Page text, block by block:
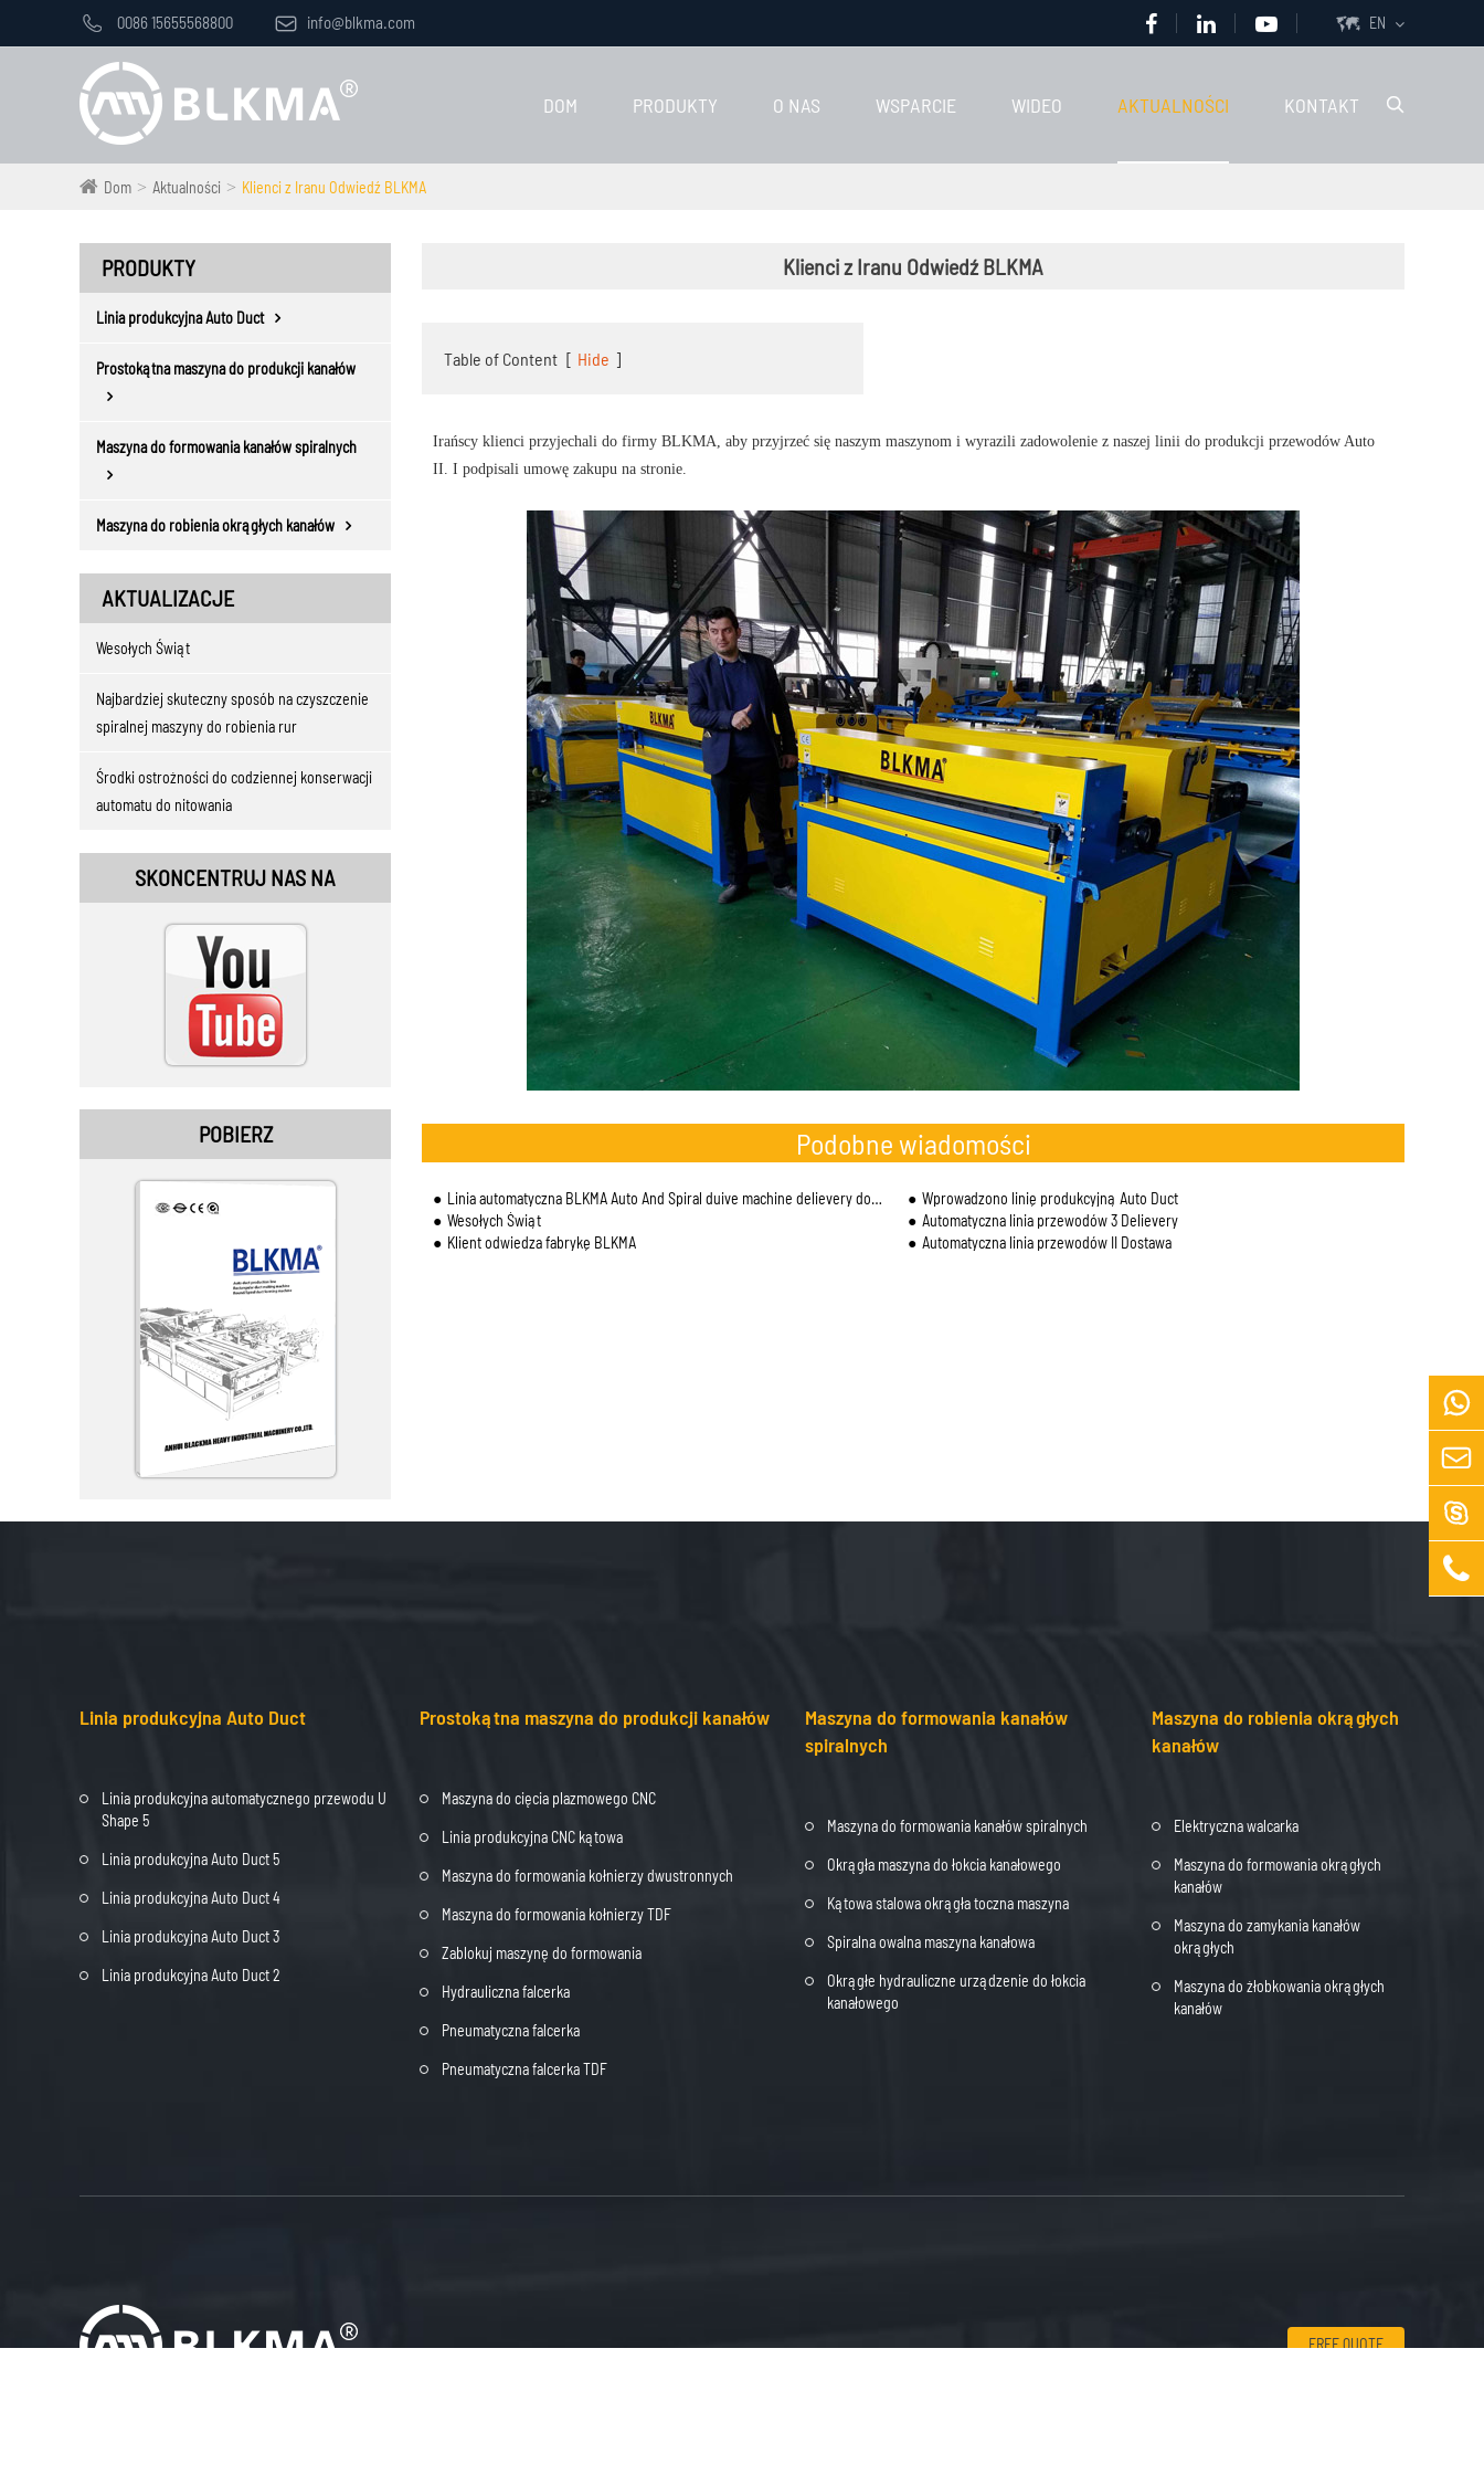
 0086 15655568800  info@blkma.com  EN

DOM PRODUKTY O NAS WSPARCIE WIDEO AKTUALNOŚCI KONTAKT
Dom Aktualności Klienci z Iranu Odwiedź BLKMA
PRODUKTY
Linia produkcyjna Auto Duct
Prostokątna maszyna do produkcji kanałów
Maszyna do formowania kanałów spiralnych
Maszyna do robienia okrągłych kanałów
AKTUALIZACJE
Wesołych Świąt
Najbardziej skuteczny sposób na czyszczenie
spiralnej maszyny do robienia rur
Środki ostrożności do codziennej konserwacji
automatu do nitowania
SKONCENTRUJ NAS NA
POBIERZ
Klienci z Iranu Odwiedź BLKMA
Table of Content [ Hide ]
Irańscy klienci przyjechali do firmy BLKMA, aby przyjrzeć się naszym maszynom i wyrazili zadowolenie z naszej linii do produkcji przewodów Auto
II. I podpisali umowę zakupu na stronie.
Podobne wiadomości
Linia automatyczna BLKMA Auto And Spiral duive machine delievery do Australii
Wprowadzono linię produkcyjną Auto Duct
Wesołych Świąt
Automatyczna linia przewodów 3 Delievery
Klient odwiedza fabrykę BLKMA
Automatyczna linia przewodów II Dostawa
Linia produkcyjna Auto Duct
Linia produkcyjna automatycznego przewodu U
Shape 5
Linia produkcyjna Auto Duct 5
Linia produkcyjna Auto Duct 4
Linia produkcyjna Auto Duct 3
Linia produkcyjna Auto Duct 2
Prostokątna maszyna do produkcji kanałów
Maszyna do cięcia plazmowego CNC
Linia produkcyjna CNC kątowa
Maszyna do formowania kołnierzy dwustronnych
Maszyna do formowania kołnierzy TDF
Zablokuj maszynę do formowania
Hydrauliczna falcerka
Pneumatyczna falcerka
Pneumatyczna falcerka TDF
Maszyna do formowania kanałów
spiralnych
Maszyna do formowania kanałów spiralnych
Okrągła maszyna do łokcia kanałowego
Kątowa stalowa okrągła toczna maszyna
Spiralna owalna maszyna kanałowa
Okrągłe hydrauliczne urządzenie do łokcia
kanałowego
Maszyna do robienia okrągłych
kanałów
Elektryczna walcarka
Maszyna do formowania okrągłych
kanałów
Maszyna do zamykania kanałów
okrągłych
Maszyna do żłobkowania okrągłych
kanałów
FREE QUOTE



